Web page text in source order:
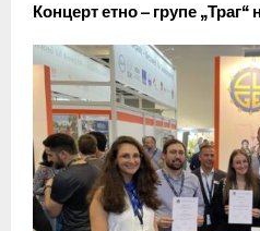
Концерт етно – групе